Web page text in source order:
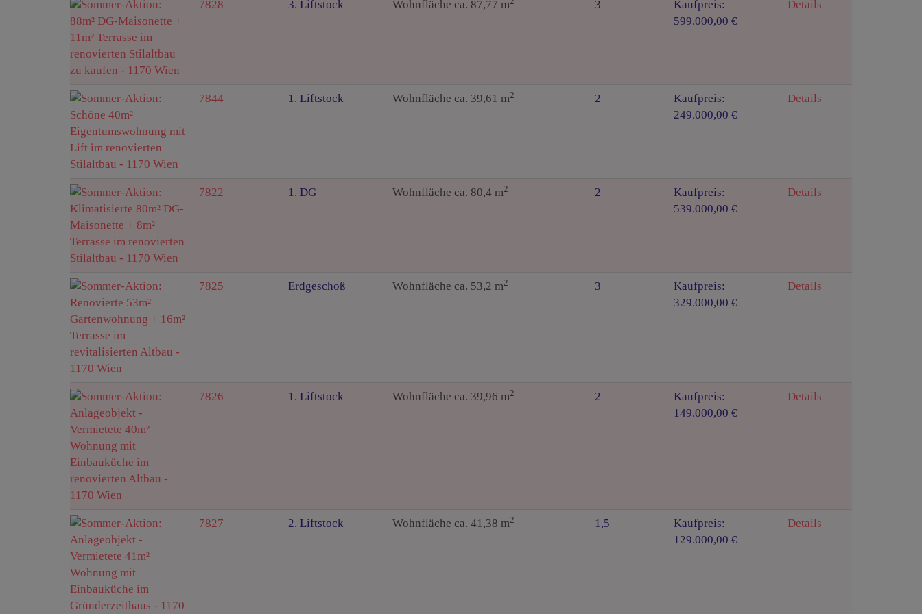
7828 3. Liftstock Wohnfläche ca. 87,77 m 3
Kaufpreis:
599.000,00 €
Details
7844 1. Liftstock Wohnfläche ca. 39,61 m2 2
Kaufpreis:
249.000,00 €
Details
7822 1. DG Wohnfläche ca. 80,4 m2 2
Kaufpreis:
539.000,00 €
Details
7825 Erdgeschoß Wohnfläche ca. 53,2 m2 3
Kaufpreis:
329.000,00 €
Details
7826 1. Liftstock Wohnfläche ca. 39,96 m2 2
Kaufpreis:
149.000,00 €
Details
7827 2. Liftstock Wohnfläche ca. 41,38 m2 1,5
Kaufpreis:
129.000,00 €
Details